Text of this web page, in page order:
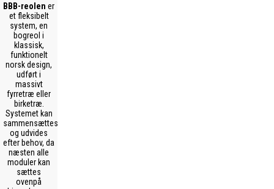
BBB-reolen er
et fleksibelt
system, en
bogreol i
klassisk,
funktionelt
norsk design,
udført i
massivt
fyrretræ eller
birketræ.
Systemet kan
sammensættes
og udvides
efter behov, da
næsten alle
moduler kan
sættes
ovenpå